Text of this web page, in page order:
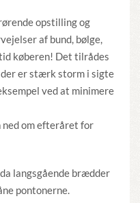
opstilling og
af bund, bølge,
køberen! Det tilrådes
er stærk storm i sigte
ved at minimere
ned om efteråret for
langsgående brædder
pontonerne.